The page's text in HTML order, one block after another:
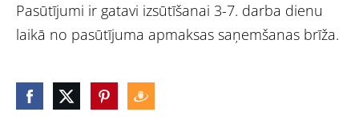
Pasūtījumi ir gatavi izsūtīšanai 3-7. darba dienu
laikā no pasūtījuma apmaksas saņemšanas brīža.